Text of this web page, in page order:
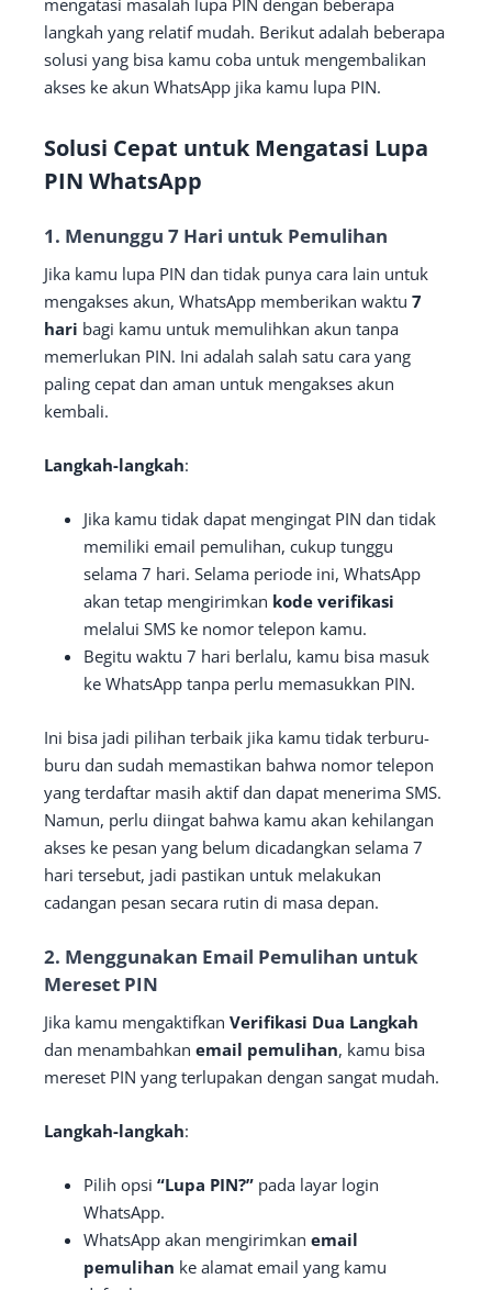
langkah yang relatif mudah. Berikut adalah beberapa
solusi yang bisa kamu coba untuk mengembalikan
akses ke akun WhatsApp jika kamu lupa PIN.
Solusi Cepat untuk Mengatasi Lupa
PIN WhatsApp
1. Menunggu 7 Hari untuk Pemulihan
Jika kamu lupa PIN dan tidak punya cara lain untuk
mengakses akun, WhatsApp memberikan waktu 7
hari bagi kamu untuk memulihkan akun tanpa
memerlukan PIN. Ini adalah salah satu cara yang
paling cepat dan aman untuk mengakses akun
kembali.
Langkah-langkah:
Jika kamu tidak dapat mengingat PIN dan tidak
memiliki email pemulihan, cukup tunggu
selama 7 hari. Selama periode ini, WhatsApp
akan tetap mengirimkan kode verifikasi
melalui SMS ke nomor telepon kamu.
Begitu waktu 7 hari berlalu, kamu bisa masuk
ke WhatsApp tanpa perlu memasukkan PIN.
Ini bisa jadi pilihan terbaik jika kamu tidak terburu-
buru dan sudah memastikan bahwa nomor telepon
yang terdaftar masih aktif dan dapat menerima SMS.
Namun, perlu diingat bahwa kamu akan kehilangan
akses ke pesan yang belum dicadangkan selama 7
hari tersebut, jadi pastikan untuk melakukan
cadangan pesan secara rutin di masa depan.
2. Menggunakan Email Pemulihan untuk
Mereset PIN
Jika kamu mengaktifkan Verifikasi Dua Langkah
dan menambahkan email pemulihan, kamu bisa
mereset PIN yang terlupakan dengan sangat mudah.
Langkah-langkah:
Pilih opsi “Lupa PIN?” pada layar login
WhatsApp.
WhatsApp akan mengirimkan email
pemulihan ke alamat email yang kamu